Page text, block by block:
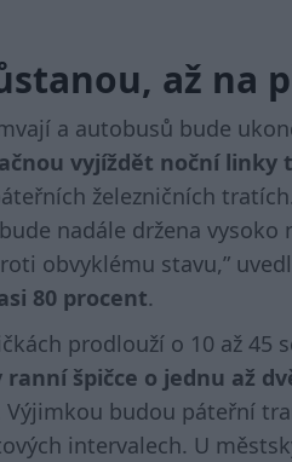
až na
a autobusů bude
vyjíždět noční
železničních
nadále držena
obvyklému stavu,”
80 procent.
prodlouží o 10 až 45
špičce o jednu až
budou páteřní
intervalech. U